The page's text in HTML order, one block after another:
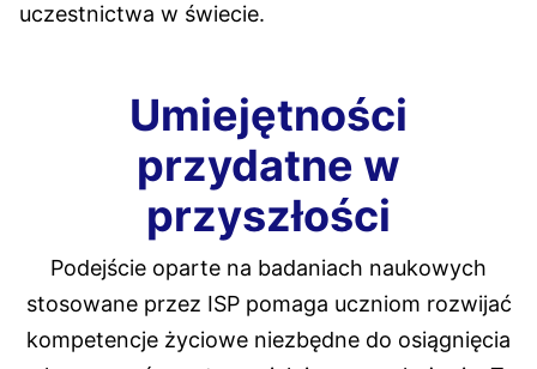
uczestnictwa w świecie.​
Umiejętności
przydatne w
przyszłości
Podejście oparte na badaniach naukowych
stosowane przez ISP pomaga uczniom rozwijać
kompetencje życiowe niezbędne do osiągnięcia